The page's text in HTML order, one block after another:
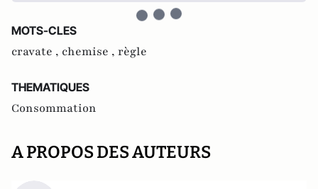
MOTS-CLES
cravate , chemise , règle
THEMATIQUES
Consommation
A PROPOS DES AUTEURS